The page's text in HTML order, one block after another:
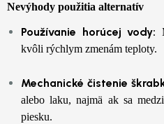
Nevýhody použitia alternatív
Používanie horúcej vody:
kvôli rýchlym zmenám teploty.
Mechanické čistenie
alebo laku, najmä ak sa
piesku.